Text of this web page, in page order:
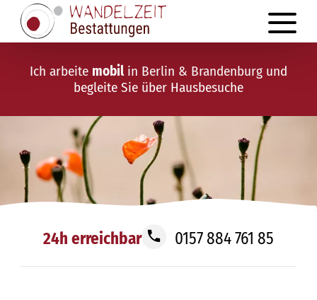
Ich arbeite mobilin Berlin & Brandenburg und
begleite Sie über Hausbesuche
24h erreichbar 0157 884 761 85